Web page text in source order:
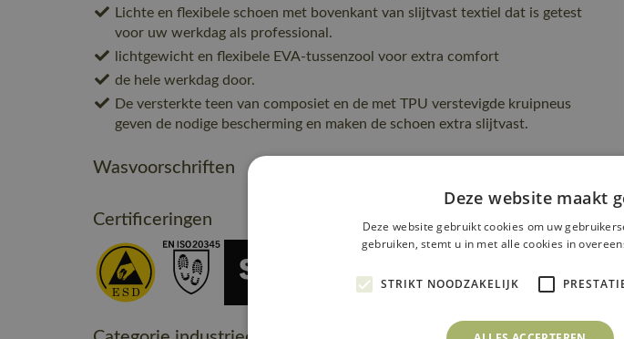
Lichte en flexibele schoen met bovenkant van slijtvast textiel dat is getest
voor uw werkdag als professional.
lichtgewicht en flexibele EVA-tussenzool voor extra comfort
de hele werkdag door.
De versterkte teen van composiet en de met TPU verstevigde kruipneus
geven de nodige bescherming en maken de schoen extra slijtvast.
Wasvoorschriften
Certificeringen
Deze website maakt
Deze website gebruikt cookies om uw
gebruiken, stemt u in met alle cookies in
STRIKT NOODZAKELIJK